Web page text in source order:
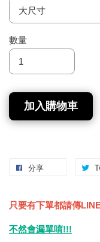
數量
加入購物車
分享
只要有下單都請傳
不然會漏單唷!!!